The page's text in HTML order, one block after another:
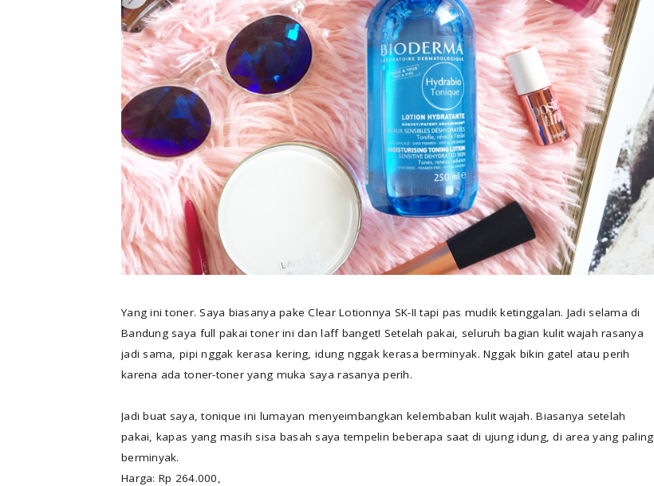
Yang ini toner. Saya biasanya pake Clear Lotionnya SK-II tapi pas mudik ketinggalan. Jadi selama di
Bandung saya full pakai toner ini dan laff banget! Setelah pakai, seluruh bagian kulit wajah rasanya
jadi sama, pipi nggak kerasa kering, idung nggak kerasa berminyak. Nggak bikin gatel atau perih
karena ada toner-toner yang muka saya rasanya perih.
Jadi buat saya, tonique ini lumayan menyeimbangkan kelembaban kulit wajah. Biasanya setelah
pakai, kapas yang masih sisa basah saya tempelin beberapa saat di ujung idung, di area yang paling
berminyak.
Harga: Rp 264.000,